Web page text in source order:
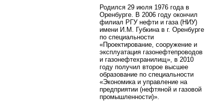
Родился 29 июля 1976 года в
Оренбурге. В 2006 году окончил
филиал РГУ нефти и газа (НИУ)
имени И.М. Губкина в г. Оренбурге
по специальности
«Проектирование, сооружение и
эксплуатация газонефтепроводов
и газонефтехранилищ», в 2010
году получил второе высшее
образование по специальности
«Экономика и управление на
предприятии (нефтяной и газовой
промышленности)».